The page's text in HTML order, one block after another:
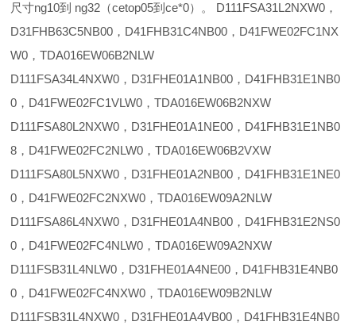
尺寸ng10到 ng32（cetop05到ce*0）。 D111FSA31L2NXW0，
D31FHB63C5NB00，D41FHB31C4NB00，D41FWE02FC1NX
W0，TDA016EW06B2NLW
D111FSA34L4NXW0，D31FHE01A1NB00，D41FHB31E1NB0
0，D41FWE02FC1VLW0，TDA016EW06B2NXW
D111FSA80L2NXW0，D31FHE01A1NE00，D41FHB31E1NB0
8，D41FWE02FC2NLW0，TDA016EW06B2VXW
D111FSA80L5NXW0，D31FHE01A2NB00，D41FHB31E1NE0
0，D41FWE02FC2NXW0，TDA016EW09A2NLW
D111FSA86L4NXW0，D31FHE01A4NB00，D41FHB31E2NS0
0，D41FWE02FC4NLW0，TDA016EW09A2NXW
D111FSB31L4NLW0，D31FHE01A4NE00，D41FHB31E4NB0
0，D41FWE02FC4NXW0，TDA016EW09B2NLW
D111FSB31L4NXW0，D31FHE01A4VB00，D41FHB31E4NB0